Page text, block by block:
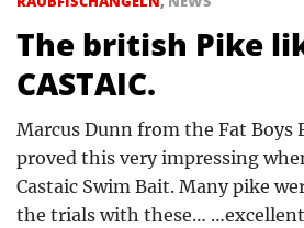
The british Pike
CASTAIC.
Marcus Dunn from the Fat Boys
proved this very impressing
Castaic Swim Bait. Many pike
the trials with these… …excellent